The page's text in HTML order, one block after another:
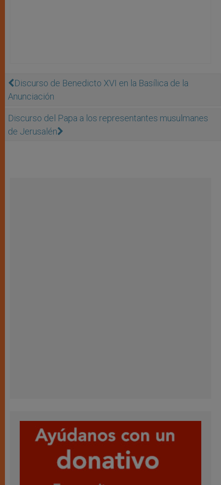
Discurso de Benedicto XVI en la Basílica de la
Anunciación
Discurso del Papa a los representantes musulmanes
de Jerusalén